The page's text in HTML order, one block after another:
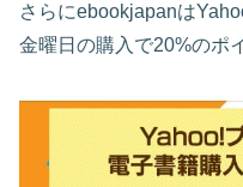
さらにebookjapanは
金曜日の購入で20%のポ